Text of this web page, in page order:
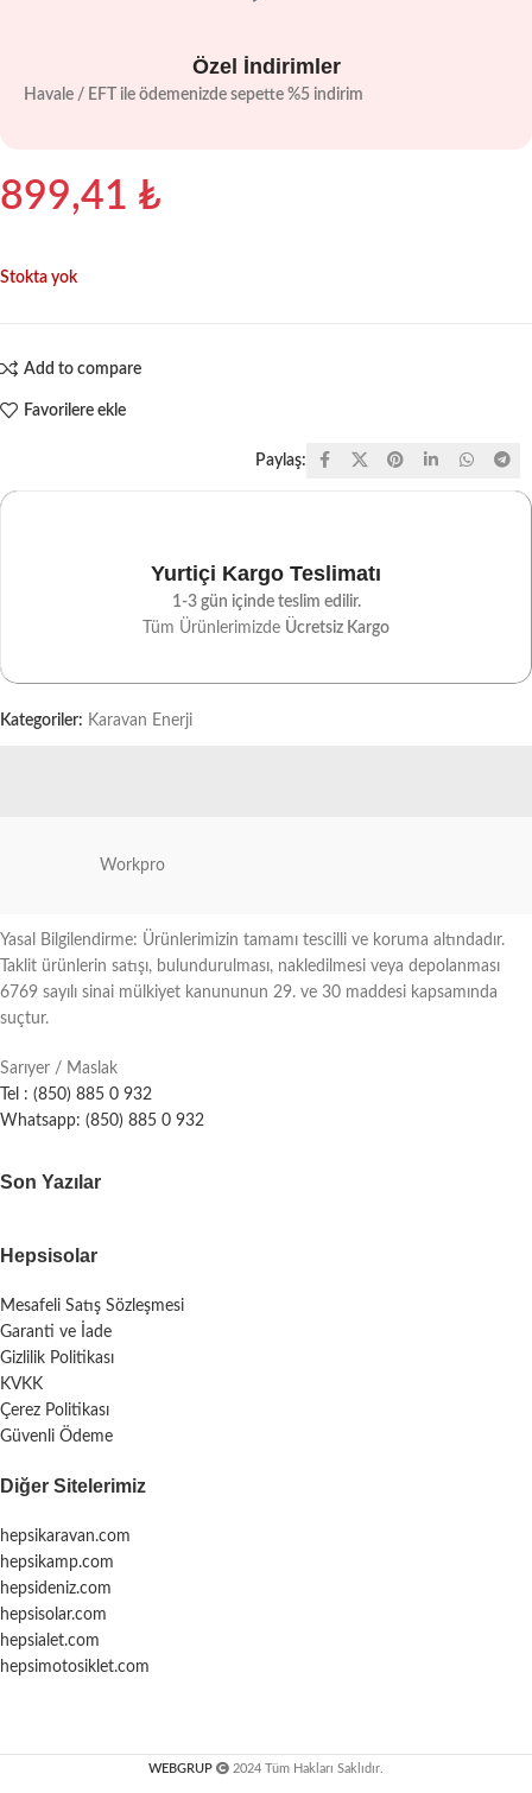
Özel İndirimler
Havale / EFT ile ödemenizde sepette %5 indirim
899,41 ₺
Stokta yok
Add to compare
Favorilere ekle
Paylaş:
Yurtiçi Kargo Teslimatı
1-3 gün içinde teslim edilir.
Tüm Ürünlerimizde Ücretsiz Kargo
Kategoriler: Karavan Enerji
Workpro
Yasal Bilgilendirme: Ürünlerimizin tamamı tescilli ve koruma altındadır.
Taklit ürünlerin satışı, bulundurulması, nakledilmesi veya depolanması
6769 sayılı sinai mülkiyet kanununun 29. ve 30 maddesi kapsamında
suçtur.
Sarıyer / Maslak
Tel : (850) 885 0 932
Whatsapp: (850) 885 0 932
Son Yazılar
Hepsisolar
Mesafeli Satış Sözleşmesi
Garanti ve İade
Gizlilik Politikası
KVKK
Çerez Politikası
Güvenli Ödeme
Diğer Sitelerimiz
hepsikaravan.com
hepsikamp.com
hepsideniz.com
hepsisolar.com
hepsialet.com
hepsimotosiklet.com
WEBGRUP 2024 Tüm Hakları Saklıdır.